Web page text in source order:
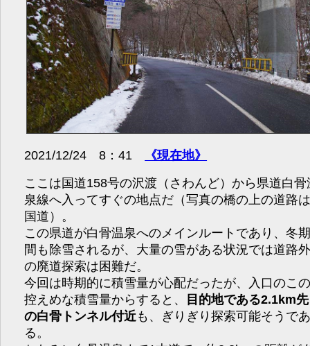
2021/12/24 8：41
《現在地》
ここは国道158号の沢渡（さわんど）から県道白骨
泉線へ入ってすぐの地点だ（写真の橋の上の道路
国道）。
この県道が白骨温泉へのメインルートであり、冬
間も除雪されるが、大量の雪がある状況では道路
の廃道探索は困難だ。
今回は時期的に積雪量が心配だったが、入口のこ
控えめな積雪量からすると、
目的地である2.1km先
の白骨トンネル付近も、ぎりぎり探索可能そうで
る。